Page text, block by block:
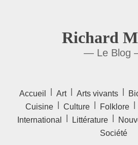
Richard
— Le Blog
Accueil Art Arts vivants
Cuisine
Culture Folklore
International
Littérature
Société